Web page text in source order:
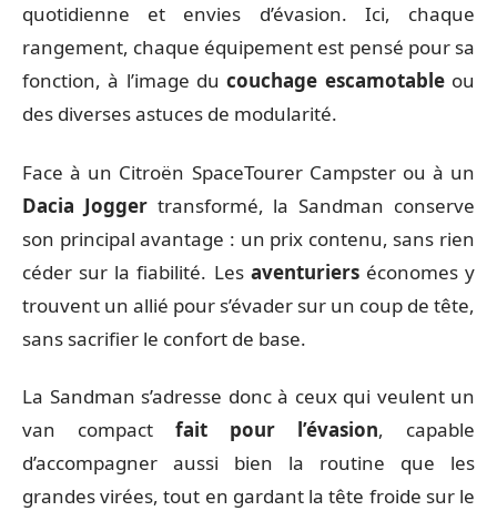
quotidienne et envies d’évasion. Ici, chaque
rangement, chaque équipement est pensé pour sa
fonction, à l’image ducouchage escamotableou
des diverses astuces de modularité.
Face à un Citroën SpaceTourer Campster ou à un
Dacia Joggertransformé, la Sandman conserve
son principal avantage : un prix contenu, sans rien
céder sur la fiabilité. Les aventurierséconomes y
trouvent un allié pour s’évader sur un coup de tête,
sans sacrifier le confort de base.
La Sandman s’adresse donc à ceux qui veulent un
van compact fait pour l’évasion, capable
d’accompagner aussi bien la routine que les
grandes virées, tout en gardant la tête froide sur le